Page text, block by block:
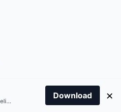
Breaking news. Fast. Reliable.
Download ×